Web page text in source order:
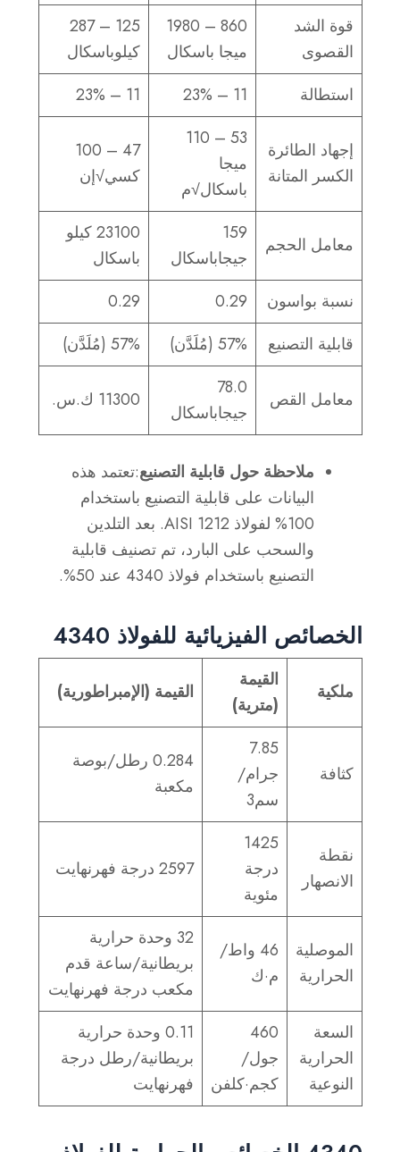
قوة الشد
القصوى
860 – 1980
ميجا باسكال
125 – 287
كيلوباسكال
استطالة
11 – 23%
11 – 23%
إجهاد الطائرة
الكسر المتانة
53 – 110
ميجا
باسكال√م
47 – 100
كسي√إن
معامل الحجم
159
جيجاباسكال
23100 كيلو
باسكال
نسبة بواسون
0.29
0.29
قابلية التصنيع
57% (مُلَدَّن) 57% (مُلَدَّن)
معامل القص
78.0
جيجاباسكال
11300 ك.س.
ملاحظة حول قابلية التصنيع:تعتمد هذه
البيانات على قابلية التصنيع باستخدام
100% لفولاذ AISI 1212. بعد التلدين
والسحب على البارد، تم تصنيف قابلية
التصنيع باستخدام فولاذ 4340 عند 50%.
الخصائص الفيزيائية للفولاذ 4340
ملكية
القيمة
(مترية)
القيمة (الإمبراطورية)
كثافة
7.85
جرام/
سم3
0.284 رطل/بوصة
مكعبة
نقطة
الانصهار
1425
درجة
مئوية
2597 درجة فهرنهايت
الموصلية
الحرارية
46 واط/
م·ك
32 وحدة حرارية
بريطانية/ساعة قدم
مكعب درجة فهرنهايت
السعة
الحرارية
النوعية
460
جول/
كجم·كلفن
0.11 وحدة حرارية
بريطانية/رطل درجة
فهرنهايت